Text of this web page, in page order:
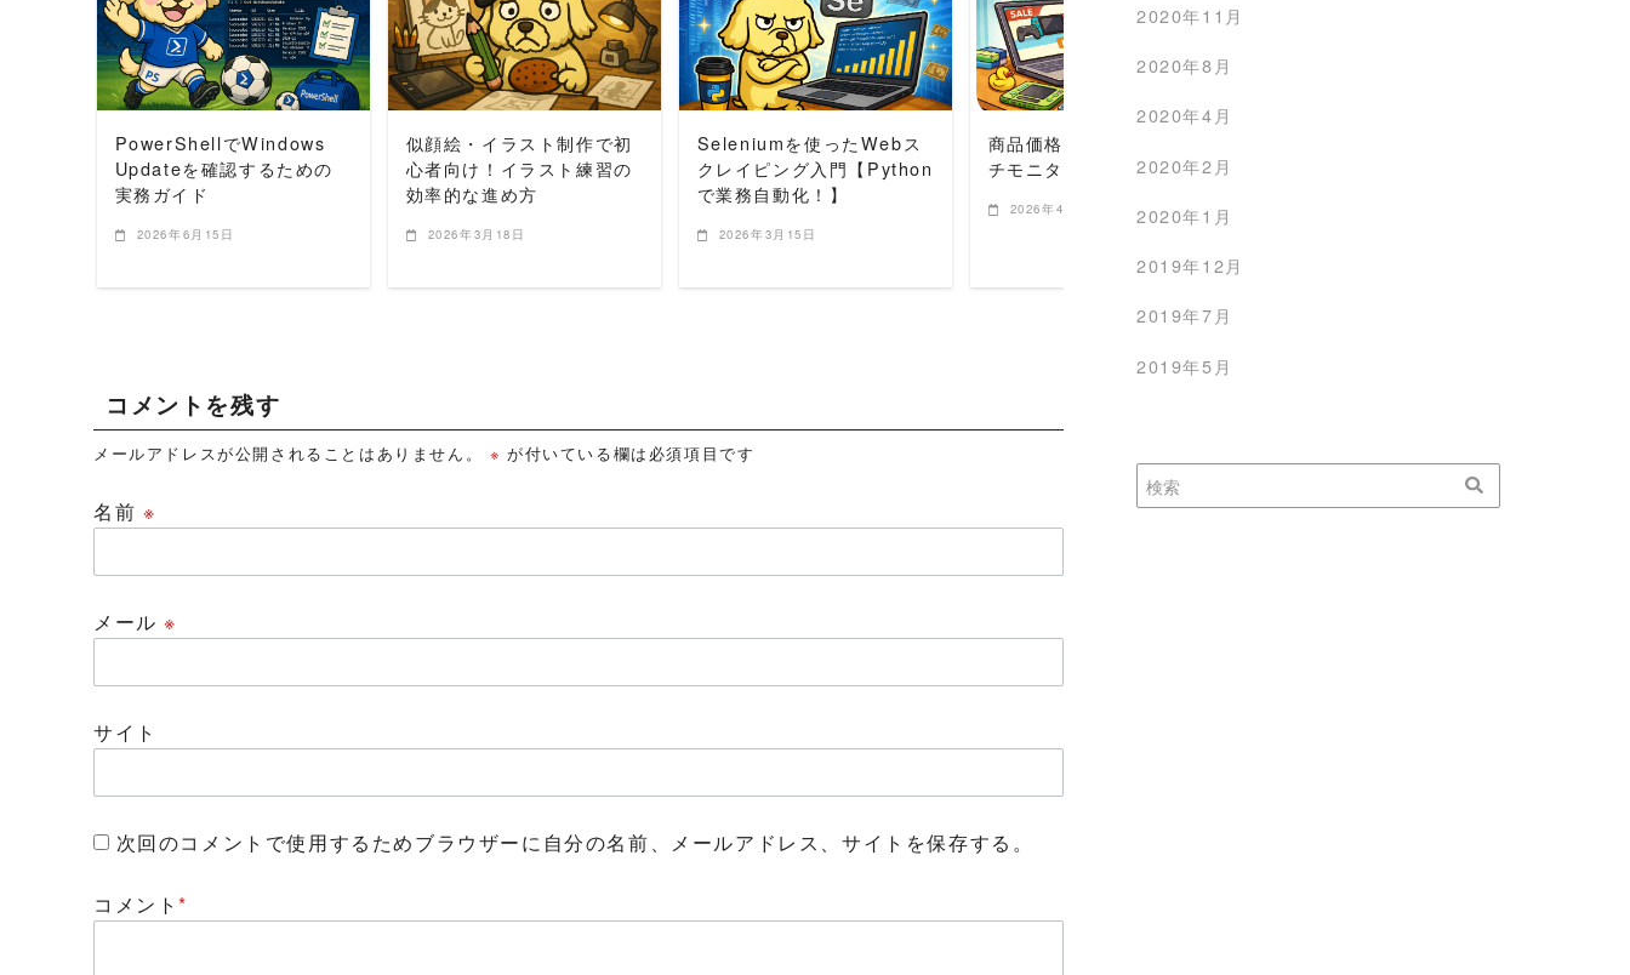
READ MORE
PowerShellでWindows
Updateを確認するための
実務ガイド
2026年6月15日
READ MORE
似顔絵・イラスト制作で初
心者向け！イラスト練習の
効率的な進め方
2026年3月18日
READ MORE
Seleniumを使ったWebス
クレイピング入門【Python
で業務自動化！】
2026年3月15日
READ MORE
商品価格チェック【42イン
チモニター】
2026年4月8日
コメントを残す
メールアドレスが公開されることはありません。 ※ が付いている欄は必須項目です
名前 ※
メール※
サイト
次回のコメントで使用するためブラウザーに自分の名前、メールアドレス、サイトを保存する。
コメント*
2020年11月
2020年8月
2020年4月
2020年2月
2020年1月
2019年12月
2019年7月
2019年5月